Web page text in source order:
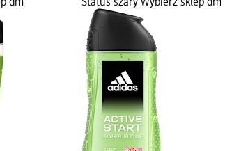
dm
Status szary Wybierz sklep dm